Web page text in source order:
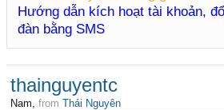
Hướng dẫn kích hoạt tài khoản,
đàn bằng SMS
thainguyentc
Nam, from Thái Nguyên